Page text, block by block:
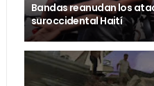
Bandas reanudan los
suroccidental Haití